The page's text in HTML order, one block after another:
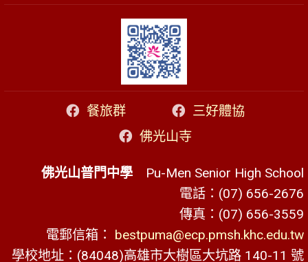
餐旅群
三好體協
佛光山寺
佛光山普門中學 Pu-Men Senior High School
電話：(07) 656-2676
傳真：(07) 656-3559
電郵信箱： bestpuma@ecp.pmsh.khc.edu.tw
學校地址：(84048)高雄市大樹區大坑路 140-11 號